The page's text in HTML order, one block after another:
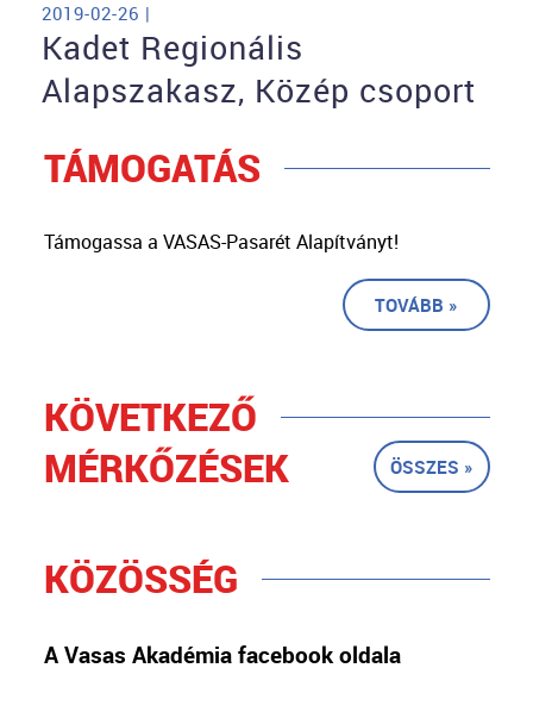
2019-02-26 |
Kadet Regionális
Alapszakasz, Közép csoport
TÁMOGATÁS
Támogassa a VASAS-Pasarét Alapítványt!
TOVÁBB »
KÖVETKEZŐ
MÉRKŐZÉSEK
ÖSSZES »
KÖZÖSSÉG
A Vasas Akadémia facebook oldala